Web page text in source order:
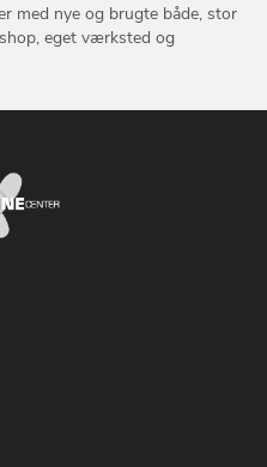
med nye og brugte både, stor
eget værksted og